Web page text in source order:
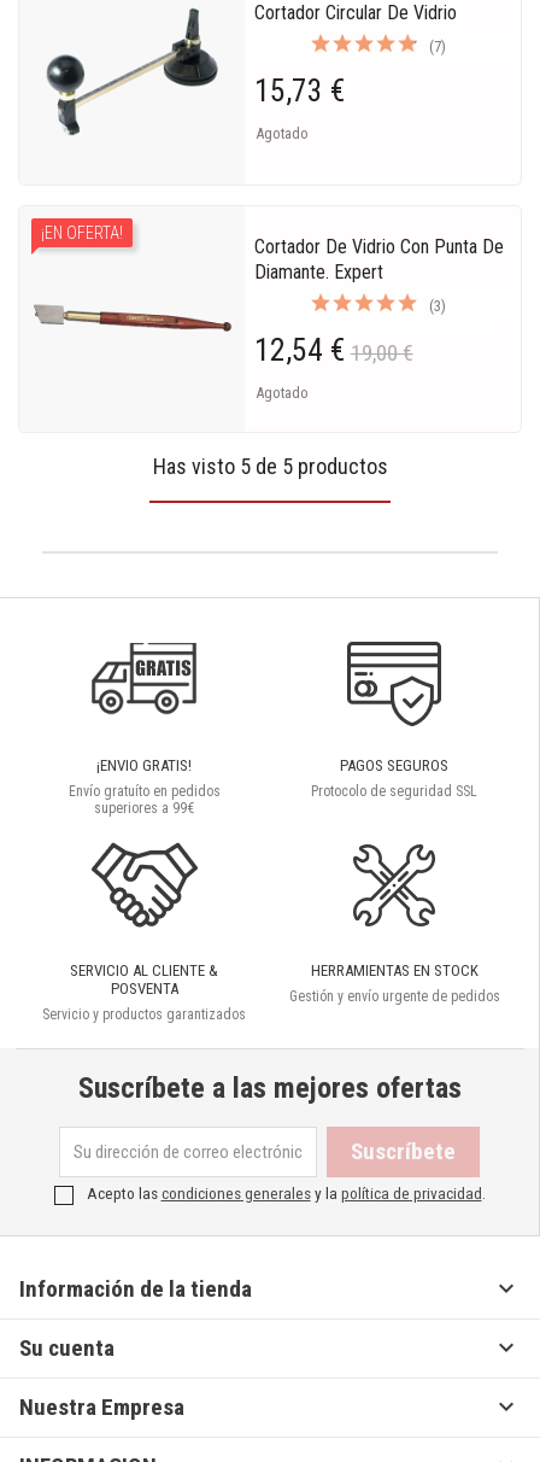
Cortador Circular De Vidrio
(7)
15,73 €
Agotado
Cortador De Vidrio Con Punta De
Diamante. Expert
(3)
12,54 € 19,00 €
Agotado
¡EN OFERTA!
Has visto 5 de 5 productos
¡ENVIO GRATIS!
Envío gratuíto en pedidos
superiores a 99€
PAGOS SEGUROS
Protocolo de seguridad SSL
SERVICIO AL CLIENTE &
POSVENTA
Servicio y productos garantizados
HERRAMIENTAS EN STOCK
Gestión y envío urgente de pedidos
Suscríbete a las mejores ofertas
Acepto lascondiciones generalesy la política de privacidad
Información de la tienda 
Su cuenta 
Nuestra Empresa 